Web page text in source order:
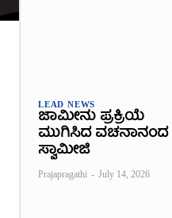
LEAD NEWS
ಜಾಮೀನು ಪ್ರಕ್ರಿಯೆ
ಮುಗಿಸಿದ ವಚನಾನಂದ
ಸ್ವಾಮೀಜಿ
Prajapragathi - July 14, 2026